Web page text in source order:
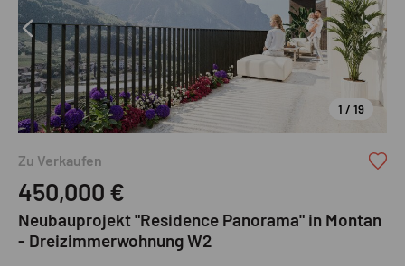
1 / 19
Zu Verkaufen
450,000 €
Neubauprojekt "Residence Panorama" in Montan
- Dreizimmerwohnung W2